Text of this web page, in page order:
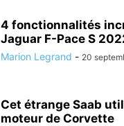
4 fonctionnalités
Jaguar F-Pace S
Marion Legrand - 20
Cet étrange Saab
moteur de Corvette